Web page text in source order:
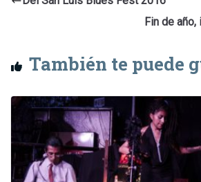
Fin de
También te puede